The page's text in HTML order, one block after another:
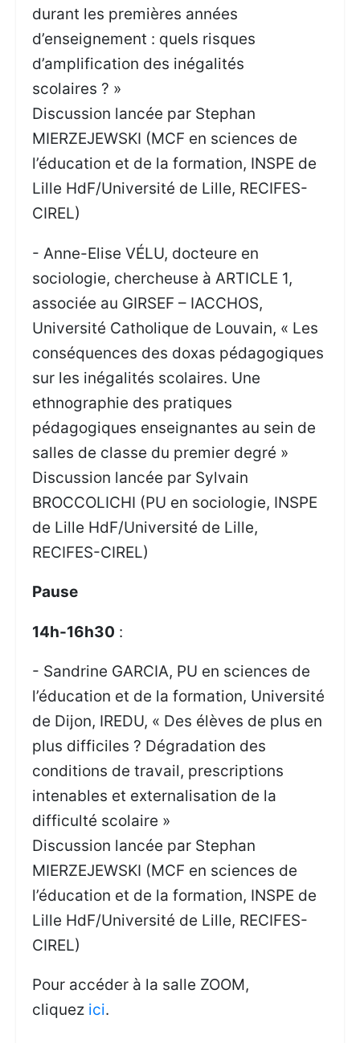
durant les premières années
d’enseignement : quels risques
d’amplification des inégalités
scolaires ? »
Discussion lancée par Stephan
MIERZEJEWSKI (MCF en sciences de
l’éducation et de la formation, INSPE de
Lille HdF/Université de Lille, RECIFES-
CIREL)
- Anne-Elise VÉLU, docteure en
sociologie, chercheuse à ARTICLE 1,
associée au GIRSEF – IACCHOS,
Université Catholique de Louvain, « Les
conséquences des doxas pédagogiques
sur les inégalités scolaires. Une
ethnographie des pratiques
pédagogiques enseignantes au sein de
salles de classe du premier degré »
Discussion lancée par Sylvain
BROCCOLICHI (PU en sociologie, INSPE
de Lille HdF/Université de Lille,
RECIFES-CIREL)
Pause
14h-16h30 :
- Sandrine GARCIA, PU en sciences de
l’éducation et de la formation, Université
de Dijon, IREDU, « Des élèves de plus en
plus difficiles ? Dégradation des
conditions de travail, prescriptions
intenables et externalisation de la
difficulté scolaire »
Discussion lancée par Stephan
MIERZEJEWSKI (MCF en sciences de
l’éducation et de la formation, INSPE de
Lille HdF/Université de Lille, RECIFES-
CIREL)
Pour accéder à la salle ZOOM,
cliquez ici.